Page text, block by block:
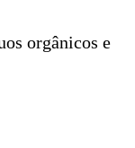
orgânicos e